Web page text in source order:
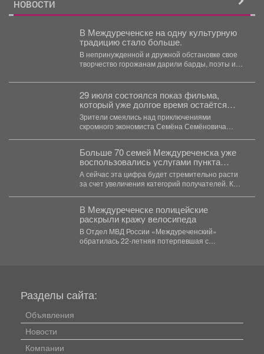
НОВОСТИ
В Междуреченске на одну культурную
традицию стало больше.
В непринужденной и дружной обстановке свое
творчество горожанам дарили барды, поэты и
29 июля состоялся показ фильма,
который уже долгое время остаётся
символом юмора и народной любви -
"Бриллиантовая рука"
Зрители смеялись над приключениями
скромного экономиста Семёна Семёновича
Больше 70 семей Междуреченска уже
воспользовались услугами пункта
проката для новорождённых.
А сейчас эта цифра будет стремительно расти
за счет увеличения категорий получателей. К
В Междуреченске полицейские
раскрыли кражу велосипеда
В Отдел МВД России «Междуреченский»
обратилась 22-летняя потерпевшая с
Разделы сайта:
Объявления
Новости
Компании